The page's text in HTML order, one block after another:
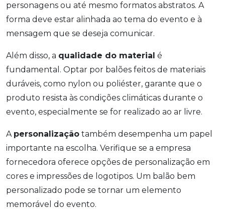
personagens ou até mesmo formatos abstratos. A
forma deve estar alinhada ao tema do evento e à
mensagem que se deseja comunicar.
Além disso, a qualidade do material é
fundamental. Optar por balões feitos de materiais
duráveis, como nylon ou poliéster, garante que o
produto resista às condições climáticas durante o
evento, especialmente se for realizado ao ar livre.
A personalização também desempenha um papel
importante na escolha. Verifique se a empresa
fornecedora oferece opções de personalização em
cores e impressões de logotipos. Um balão bem
personalizado pode se tornar um elemento
memorável do evento.